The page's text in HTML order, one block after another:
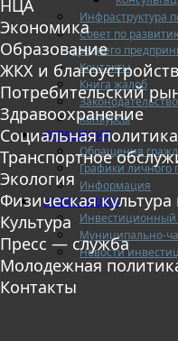
Инфраструктура
Совет по
среднего
Контакты
Книга жалоб
Законодательство
Конкурсы
ОБРАЩЕНИЯ
Обращения
Графики личного
Информация
ИНВЕСТИЦИИ
Инвестиционный
Муниципально-
Новости
НЦА
Экономика
Образование
ЖКХ и
Потребительский
Здравоохранение
Социальная политика
Транспортное
Экология
Физическая культура
Культура
Пресс — служба
Молодежная
Контакты